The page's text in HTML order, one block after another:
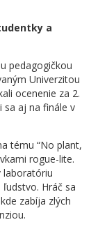
a
pedagogičkou
Univerzitou
ocenenie za 2.
sa aj na finále v
tému “No plant,
rogue-lite.
laboratóriu
Hráč sa
zabíja zlých